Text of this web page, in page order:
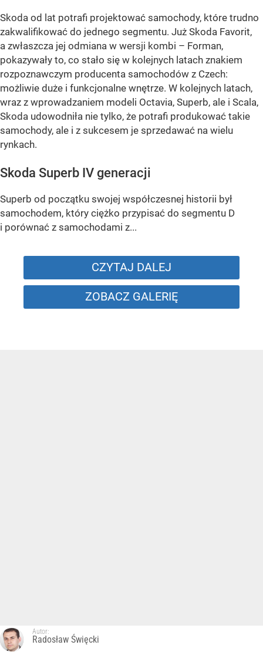
Skoda od lat potrafi projektować samochody, które trudno
zakwalifikować do jednego segmentu. Już Skoda Favorit,
a zwłaszcza jej odmiana w wersji kombi – Forman,
pokazywały to, co stało się w kolejnych latach znakiem
rozpoznawczym producenta samochodów z Czech:
możliwie duże i funkcjonalne wnętrze. W kolejnych latach,
wraz z wprowadzaniem modeli Octavia, Superb, ale i Scala,
Skoda udowodniła nie tylko, że potrafi produkować takie
samochody, ale i z sukcesem je sprzedawać na wielu
rynkach.
Skoda Superb IV generacji
Superb od początku swojej współczesnej historii był
samochodem, który ciężko przypisać do segmentu D
i porównać z samochodami z...
CZYTAJ DALEJ
ZOBACZ GALERIĘ
Autor:
Radosław Święcki